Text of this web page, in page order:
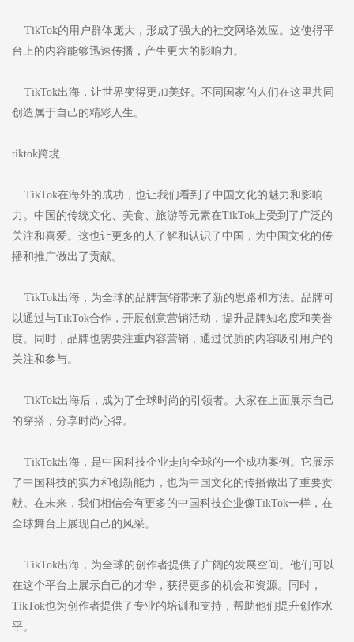
TikTok的用户群体庞大，形成了强大的社交网络效应。这使得平
台上的内容能够迅速传播，产生更大的影响力。
TikTok出海，让世界变得更加美好。不同国家的人们在这里共同
创造属于自己的精彩人生。
tiktok跨境
TikTok在海外的成功，也让我们看到了中国文化的魅力和影响
力。中国的传统文化、美食、旅游等元素在TikTok上受到了广泛的
关注和喜爱。这也让更多的人了解和认识了中国，为中国文化的传
播和推广做出了贡献。
TikTok出海，为全球的品牌营销带来了新的思路和方法。品牌可
以通过与TikTok合作，开展创意营销活动，提升品牌知名度和美誉
度。同时，品牌也需要注重内容营销，通过优质的内容吸引用户的
关注和参与。
TikTok出海后，成为了全球时尚的引领者。大家在上面展示自己
的穿搭，分享时尚心得。
TikTok出海，是中国科技企业走向全球的一个成功案例。它展示
了中国科技的实力和创新能力，也为中国文化的传播做出了重要贡
献。在未来，我们相信会有更多的中国科技企业像TikTok一样，在
全球舞台上展现自己的风采。
TikTok出海，为全球的创作者提供了广阔的发展空间。他们可以
在这个平台上展示自己的才华，获得更多的机会和资源。同时，
TikTok也为创作者提供了专业的培训和支持，帮助他们提升创作水
平。